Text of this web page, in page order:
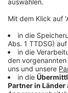
Die gesperrte